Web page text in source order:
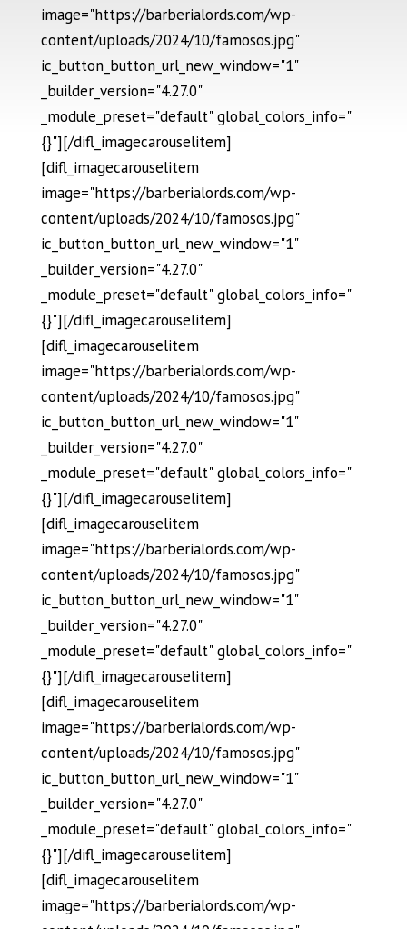
image="https://barberialords.com/wp-
content/uploads/2024/10/famosos.jpg"
ic_button_button_url_new_window="1"
_builder_version="4.27.0"
_module_preset="default" global_colors_info="
{}"][/difl_imagecarouselitem]
[difl_imagecarouselitem
image="https://barberialords.com/wp-
content/uploads/2024/10/famosos.jpg"
ic_button_button_url_new_window="1"
_builder_version="4.27.0"
_module_preset="default" global_colors_info="
{}"][/difl_imagecarouselitem]
[difl_imagecarouselitem
image="https://barberialords.com/wp-
content/uploads/2024/10/famosos.jpg"
ic_button_button_url_new_window="1"
_builder_version="4.27.0"
_module_preset="default" global_colors_info="
{}"][/difl_imagecarouselitem]
[difl_imagecarouselitem
image="https://barberialords.com/wp-
content/uploads/2024/10/famosos.jpg"
ic_button_button_url_new_window="1"
_builder_version="4.27.0"
_module_preset="default" global_colors_info="
{}"][/difl_imagecarouselitem]
[difl_imagecarouselitem
image="https://barberialords.com/wp-
content/uploads/2024/10/famosos.jpg"
ic_button_button_url_new_window="1"
_builder_version="4.27.0"
_module_preset="default" global_colors_info="
{}"][/difl_imagecarouselitem]
[difl_imagecarouselitem
image="https://barberialords.com/wp-